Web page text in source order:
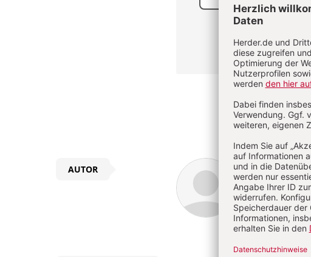
Überschrift
AUTOR Christoph